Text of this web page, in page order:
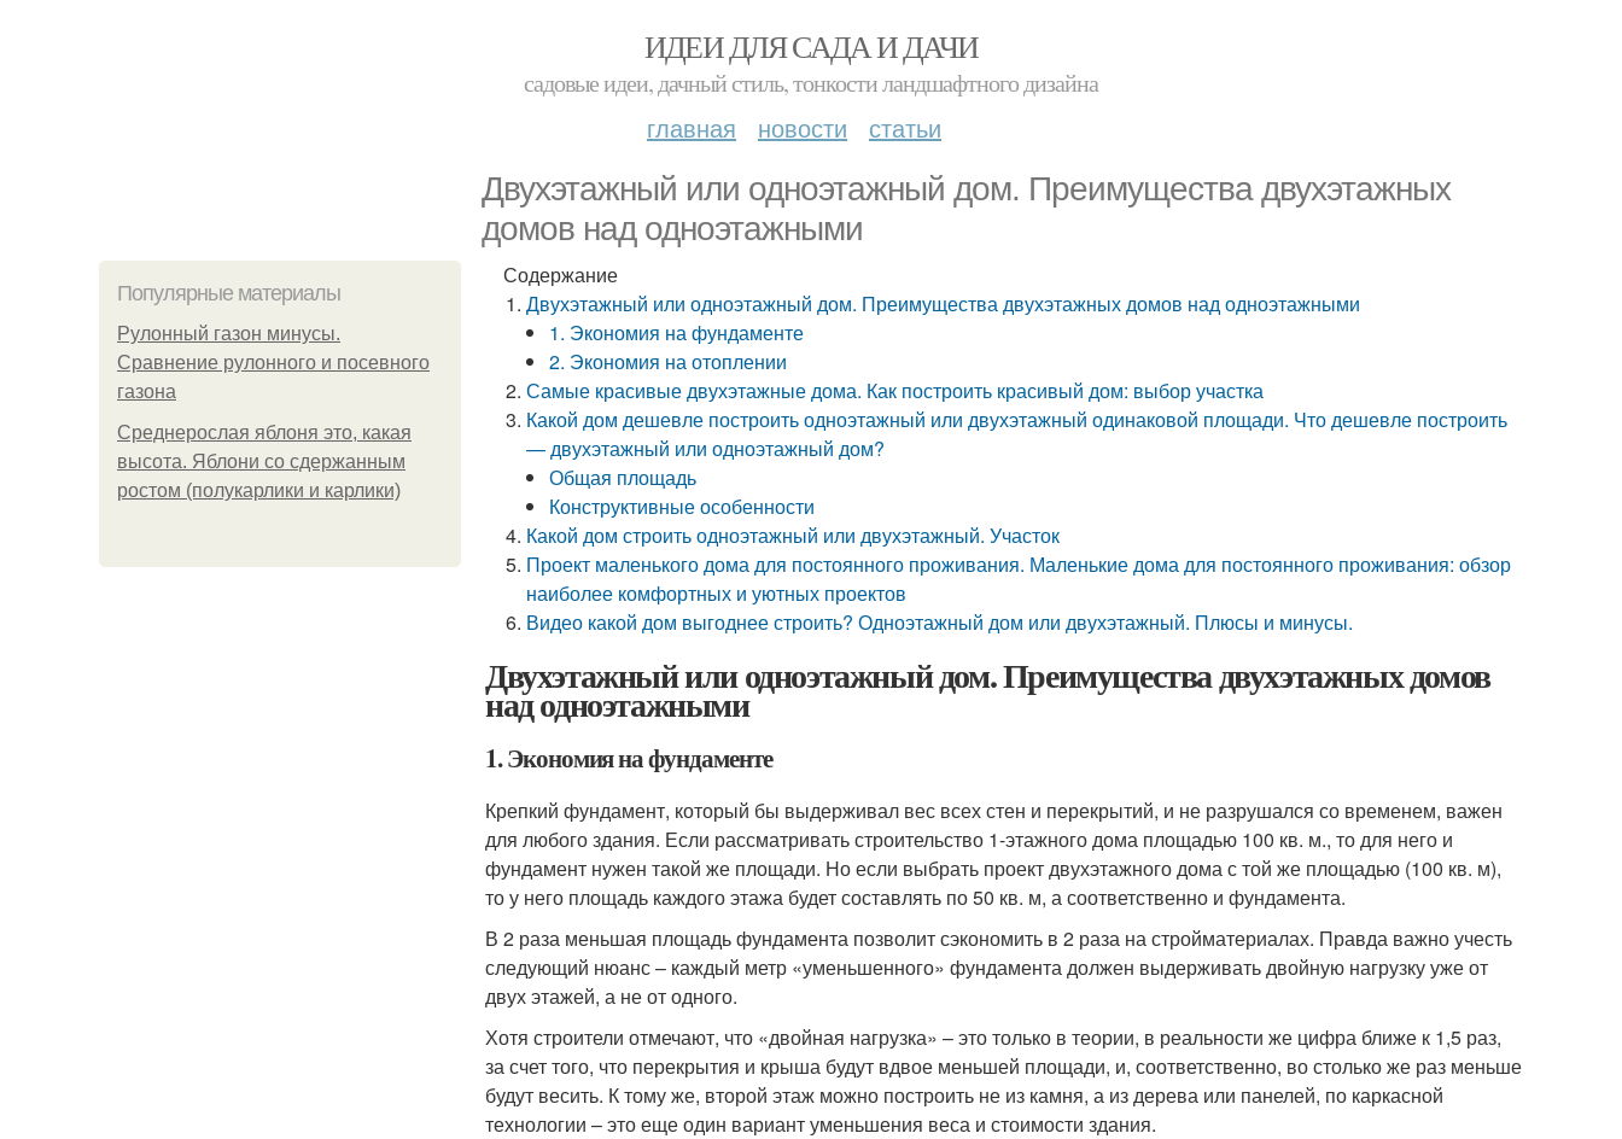
ИДЕИ ДЛЯ САДА И ДАЧИ
садовые идеи, дачный стиль, тонкости ландшафтного дизайна
главная новости статьи
Двухэтажный или одноэтажный дом. Преимущества двухэтажных
домов над одноэтажными
Популярные материалы
Рулонный газон минусы.
Сравнение рулонного и посевного
газона
Среднерослая яблоня это, какая
высота. Яблони со сдержанным
ростом (полукарлики и карлики)
Содержание
Двухэтажный или одноэтажный дом. Преимущества двухэтажных домов над одноэтажными
1. Экономия на фундаменте
2. Экономия на отоплении
Самые красивые двухэтажные дома. Как построить красивый дом: выбор участка
Какой дом дешевле построить одноэтажный или двухэтажный одинаковой площади. Что дешевле построить
— двухэтажный или одноэтажный дом?
Общая площадь
Конструктивные особенности
Какой дом строить одноэтажный или двухэтажный. Участок
Проект маленького дома для постоянного проживания. Маленькие дома для постоянного проживания: обзор
наиболее комфортных и уютных проектов
Видео какой дом выгоднее строить? Одноэтажный дом или двухэтажный. Плюсы и минусы.
Двухэтажный или одноэтажный дом. Преимущества двухэтажных домов
над одноэтажными
1. Экономия на фундаменте
Крепкий фундамент, который бы выдерживал вес всех стен и перекрытий, и не разрушался со временем, важен
для любого здания. Если рассматривать строительство 1-этажного дома площадью 100 кв. м., то для него и
фундамент нужен такой же площади. Но если выбрать проект двухэтажного дома с той же площадью (100 кв. м),
то у него площадь каждого этажа будет составлять по 50 кв. м, а соответственно и фундамента.
В 2 раза меньшая площадь фундамента позволит сэкономить в 2 раза на стройматериалах. Правда важно учесть
следующий нюанс – каждый метр «уменьшенного» фундамента должен выдерживать двойную нагрузку уже от
двух этажей, а не от одного.
Хотя строители отмечают, что «двойная нагрузка» – это только в теории, в реальности же цифра ближе к 1,5 раз,
за счет того, что перекрытия и крыша будут вдвое меньшей площади, и, соответственно, во столько же раз меньше
будут весить. К тому же, второй этаж можно построить не из камня, а из дерева или панелей, по каркасной
технологии – это еще один вариант уменьшения веса и стоимости здания.